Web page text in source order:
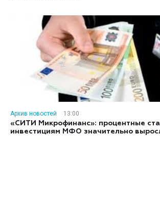
Архив новостей
13:00
«СИТИ Микрофинанс»: процентные
инвестициям МФО значительно